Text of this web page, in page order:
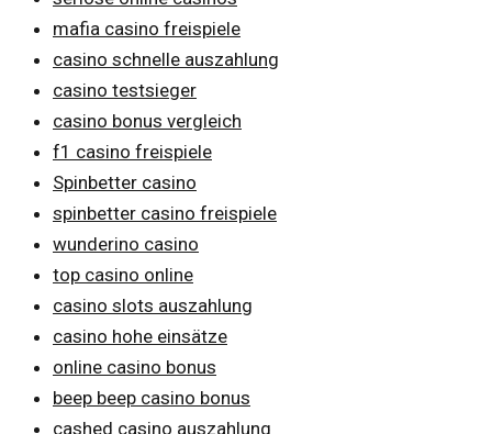
mafia casino freispiele
casino schnelle auszahlung
casino testsieger
casino bonus vergleich
f1 casino freispiele
Spinbetter casino
spinbetter casino freispiele
wunderino casino
top casino online
casino slots auszahlung
casino hohe einsätze
online casino bonus
beep beep casino bonus
cashed casino auszahlung